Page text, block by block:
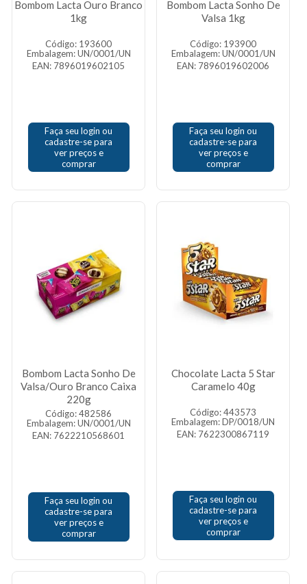
Bombom Lacta Ouro Branco
1kg
Código: 193600
Embalagem: UN/0001/UN
EAN: 7896019602105
Faça seu login ou
cadastre-se para
ver preços e
comprar
Bombom Lacta Sonho De
Valsa 1kg
Código: 193900
Embalagem: UN/0001/UN
EAN: 7896019602006
Faça seu login ou
cadastre-se para
ver preços e
comprar
Bombom Lacta Sonho De
Valsa/Ouro Branco Caixa
220g
Código: 482586
Embalagem: UN/0001/UN
EAN: 7622210568601
Faça seu login ou
cadastre-se para
ver preços e
comprar
Chocolate Lacta 5 Star
Caramelo 40g
Código: 443573
Embalagem: DP/0018/UN
EAN: 7622300867119
Faça seu login ou
cadastre-se para
ver preços e
comprar